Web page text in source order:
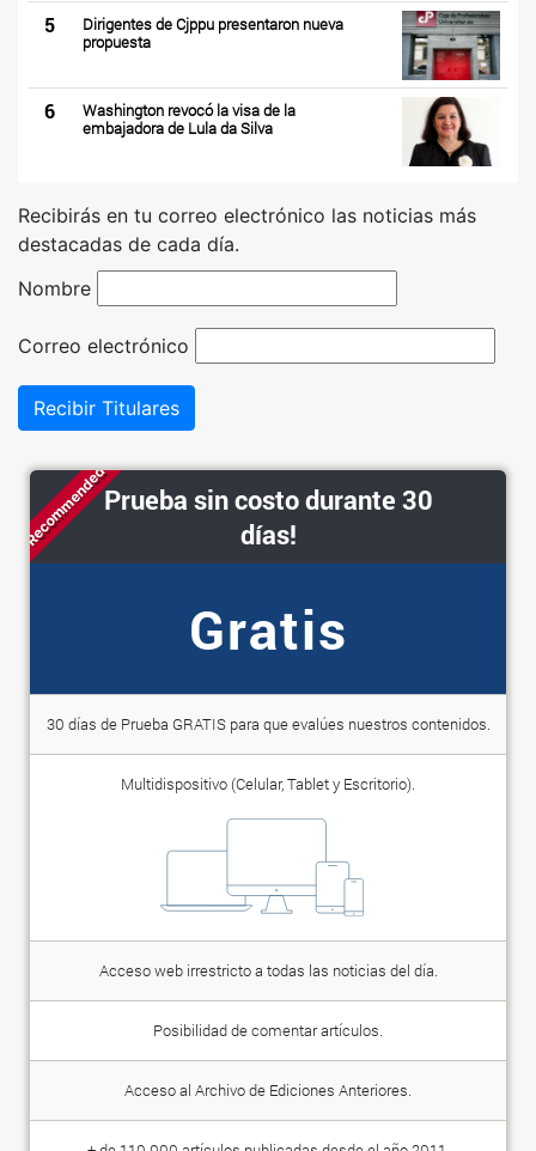
5
Dirigentes de Cjppu presentaron nueva
propuesta
6
Washington revocó la visa de la
embajadora de Lula da Silva
Recibirás en tu correo electrónico las noticias más
destacadas de cada día.
Nombre
Correo electrónico
Recibir Titulares
RecommendedPrueba sin costo durante 30
días!
Gratis
30 días de Prueba GRATIS para que evalúes nuestros contenidos.
Multidispositivo (Celular, Tablet y Escritorio).
Acceso web irrestricto a todas las noticias del día.
Posibilidad de comentar artículos.
Acceso al Archivo de Ediciones Anteriores.